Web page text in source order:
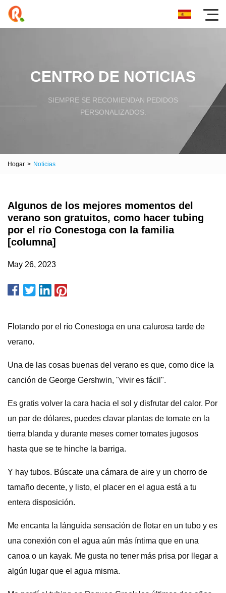
CENTRO DE NOTICIAS
SIEMPRE SE RECOMIENDAN PEDIDOS
PERSONALIZADOS.
Hogar > Noticias
Algunos de los mejores momentos del
verano son gratuitos, como hacer tubing
por el río Conestoga con la familia
[columna]
May 26, 2023
Flotando por el río Conestoga en una calurosa tarde de
verano.
Una de las cosas buenas del verano es que, como dice la
canción de George Gershwin, "vivir es fácil".
Es gratis volver la cara hacia el sol y disfrutar del calor. Por
un par de dólares, puedes clavar plantas de tomate en la
tierra blanda y durante meses comer tomates jugosos
hasta que se te hinche la barriga.
Y hay tubos. Búscate una cámara de aire y un chorro de
tamaño decente, y listo, el placer en el agua está a tu
entera disposición.
Me encanta la lánguida sensación de flotar en un tubo y es
una conexión con el agua aún más íntima que en una
canoa o un kayak. Me gusta no tener más prisa por llegar a
algún lugar que el agua misma.